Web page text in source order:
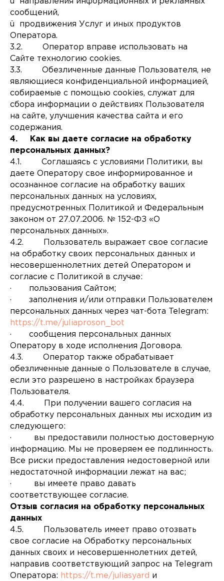
сообщений,
ü продвижения Услуг и иных продуктов
Оператора.
3.2. Оператор вправе использовать на
Сайте технологию cookies.
3.3. Обезличенные данные Пользователя, не
являющиеся конфиденциальной информацией,
собираемые с помощью cookies, служат для
сбора информации о действиях Пользователя
на сайте, улучшения качества сайта и его
содержания.
4. Как вы даете согласие на обработку
персональных данных?
4.1. Соглашаясь с условиями Политики, вы
даете Оператору свое информированное и
осознанное согласие на обработку ваших
персональных данных на условиях,
предусмотренных Политикой и Федеральным
законом от 27.07.2006. № 152-ФЗ «О
персональных данных».
4.2. Пользователь выражает свое согласие
на обработку своих персональных данных и
несовершеннолетних детей Оператором и
согласие с Политикой в случае:
· пользования Сайтом;
· заполнения и/или отправки Пользователем
персональных данных через чат-бота Telegram:
https://t.me/juliaproson_bot
· сообщения персональных данных
Оператору в ходе исполнения Договора.
4.3. Оператор также обрабатывает
обезличенные данные о Пользователе в случае,
если это разрешено в настройках браузера
Пользователя.
4.4. При получении вашего согласия на
обработку персональных данных мы исходим из
следующего:
· вы предоставили полностью достоверную
информацию. Мы не проверяем ее подлинность.
Все риски предоставления недостоверной или
недостаточной информации лежат на вас;
· вы имеете право давать
соответствующее согласие.
Отзыв согласия на обработку персональных
данных
4.5. Пользователь имеет право отозвать
свое согласие на Обработку персональных
данных своих и несовершеннолетних детей,
направив соответствующий запрос на Telegram
Оператора: https://t.me/juliasyard и